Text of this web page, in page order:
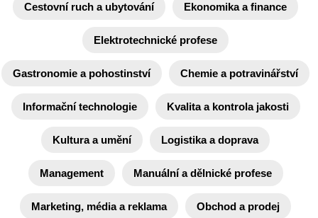
Cestovní ruch a ubytování Ekonomika a finance
Elektrotechnické profese
Gastronomie a pohostinství Chemie a potravinářství
Informační technologie Kvalita a kontrola jakosti
Kultura a umění Logistika a doprava
Management Manuální a dělnické profese
Marketing, média a reklama Obchod a prodej